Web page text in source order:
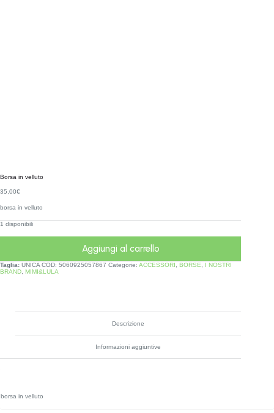
Borsa in velluto
35,00€
borsa in velluto
1 disponibili
Aggiungi al carrello
Taglia: UNICA COD: 5060925057867 Categorie: ACCESSORI BORSE
I NOSTRI
BRAND MIMI&LULA
Descrizione
Informazioni aggiuntive
borsa in velluto